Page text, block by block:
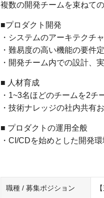
複数の開発チームを束ねて
■プロダクト開発
・システムのアーキテクチ
・難易度の高い機能の要件
・開発チーム内での設計、
■ 人材育成
・1~3名ほどのチームを2チ
・技術ナレッジの社内共有
■ プロダクトの運用全般
・CI/CDを始めとした開発
職種 / 募集ポジション